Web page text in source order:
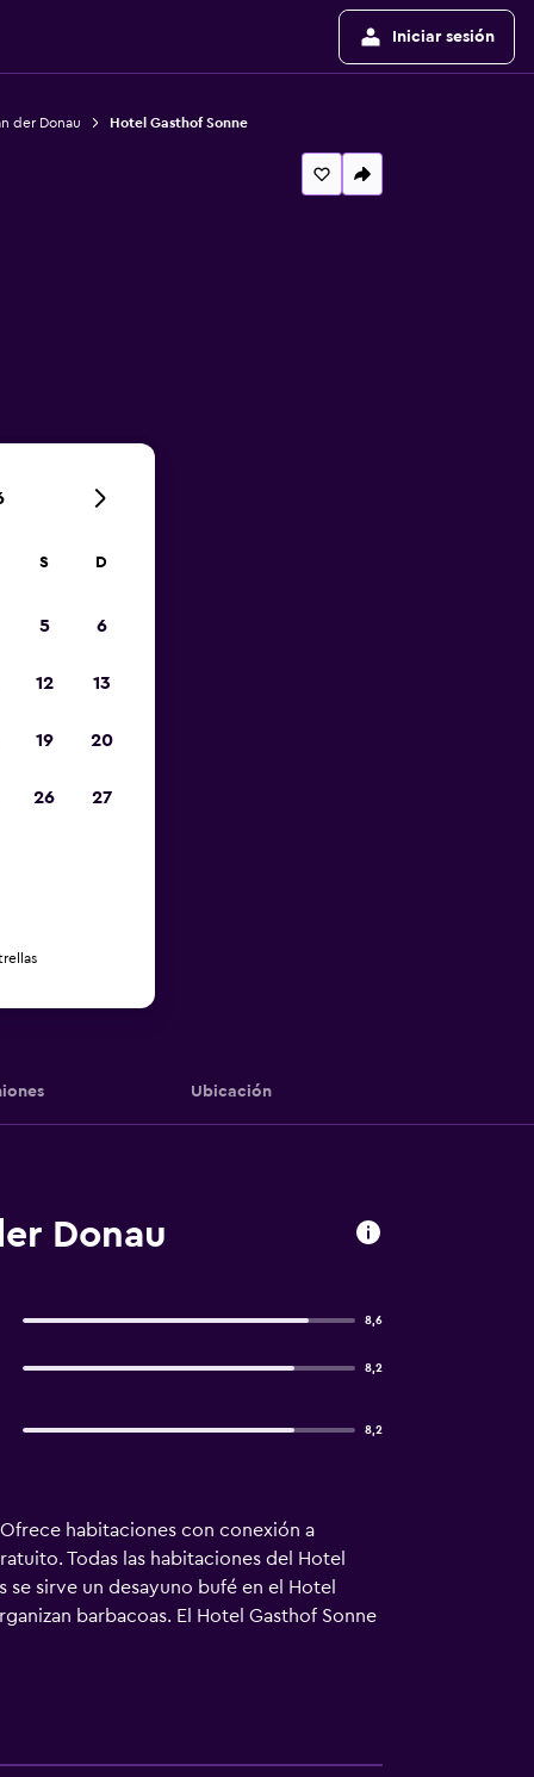
Iniciar sesión
der Donau Hotel Gasthof Sonne
Ubicación
Donau
8,6
8,2
8,2
habitaciones con conexión a
Todas las habitaciones del Hotel
se sirve un desayuno bufé en el Hotel
barbacoas. El Hotel Gasthof Sonne
Además, podrá alquilar motocicletas
de Fridingen. Fridingen an der Donau
S D
5 6
12 13
19 20
26 27